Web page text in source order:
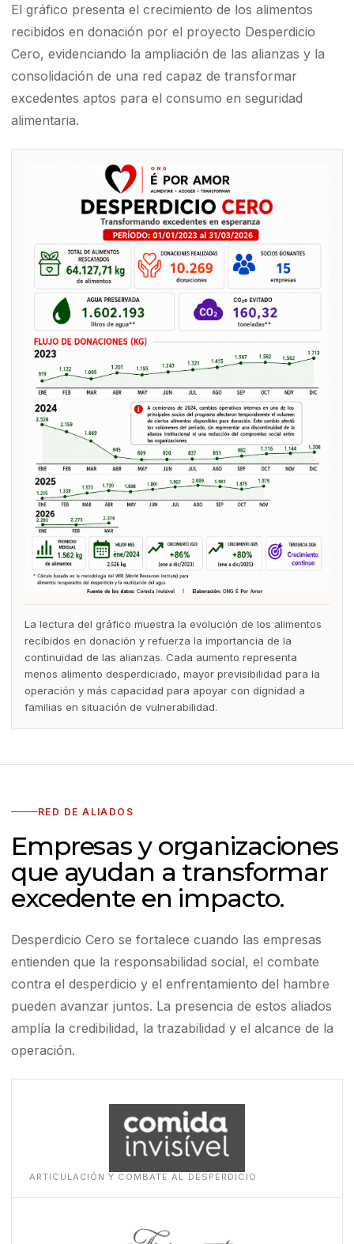
El gráfico presenta el crecimiento de los alimentos
recibidos en donación por el proyecto Desperdicio
Cero, evidenciando la ampliación de las alianzas y la
consolidación de una red capaz de transformar
excedentes aptos para el consumo en seguridad
alimentaria.
La lectura del gráfico muestra la evolución de los alimentos
recibidos en donación y refuerza la importancia de la
continuidad de las alianzas. Cada aumento representa
menos alimento desperdiciado, mayor previsibilidad para la
operación y más capacidad para apoyar con dignidad a
familias en situación de vulnerabilidad.
RED DE ALIADOS
Empresas y organizaciones
que ayudan a transformar
excedente en impacto.
Desperdicio Cero se fortalece cuando las empresas
entienden que la responsabilidad social, el combate
contra el desperdicio y el enfrentamiento del hambre
pueden avanzar juntos. La presencia de estos aliados
amplía la credibilidad, la trazabilidad y el alcance de la
operación.
ARTICULACIÓN Y COMBATE AL DESPERDICIO